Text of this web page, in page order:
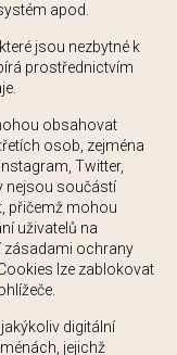
apod.
jsou nezbytné k
prostřednictvím
obsahovat
osob, zejména
Twitter,
nejsou součástí
přičemž mohou
uživatelů na
zásadami ochrany
lze zablokovat
digitální
jejichž